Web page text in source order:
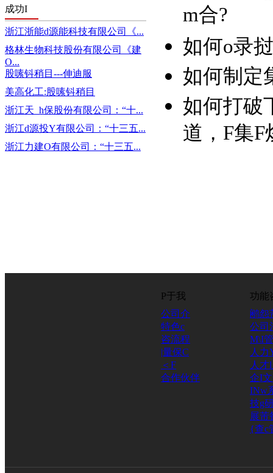
成功I
浙江浙能d源能科技有限公司《...
格林生物科技股份有限公司《建
O...
股嗉钭稍目---伸迪服
美高化工:股嗉钭稍目
浙江天_h保股份有限公司：“十...
浙江d源投Y有限公司：“十三五...
浙江力建O有限公司：“十三五...
m合?
如何ο录
如何制定
如何打破
道，F
P于我
公司介
特色c
咨流程
|量保C
＜F
合作伙伴
功能
鹇怨
公司
M\I
人力
人才
企I
INw
技g
展芾
{查c